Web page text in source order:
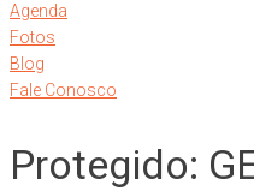
Agenda
Fotos
Blog
Fale Conosco
Protegido: